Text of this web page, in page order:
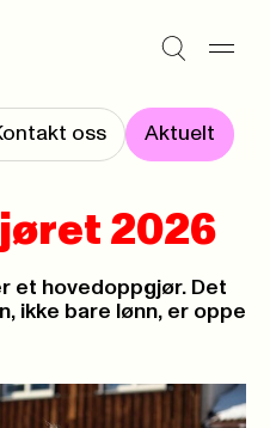
oss Aktuelt
2026
et hovedoppgjør. Det
ikke bare lønn, er oppe